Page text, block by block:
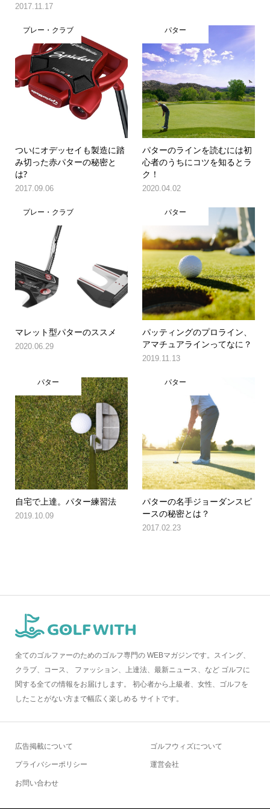
2017.11.17
プレー・クラブ
ついにオデッセイも製造に踏
み切った赤パターの秘密と
は?
2017.09.06
パター
パターのラインを読むには初
心者のうちにコツを知るとラ
ク！
2020.04.02
プレー・クラブ
マレット型パターのススメ
2020.06.29
パター
パッティングのプロライン、
アマチュアラインってなに？
2019.11.13
パター
自宅で上達。パター練習法
2019.10.09
パター
パターの名手ジョーダンスピ
ースの秘密とは？
2017.02.23
全てのゴルファーのためのゴルフ専門の WEBマガジンです。スイング、
クラブ、コース、 ファッション、上達法、最新ニュース、など ゴルフに
関する全ての情報をお届けします。 初心者から上級者、女性、ゴルフを
したことがない方まで幅広く楽しめる サイトです。
広告掲載について
プライバシーポリシー
お問い合わせ
ゴルフウィズについて
運営会社